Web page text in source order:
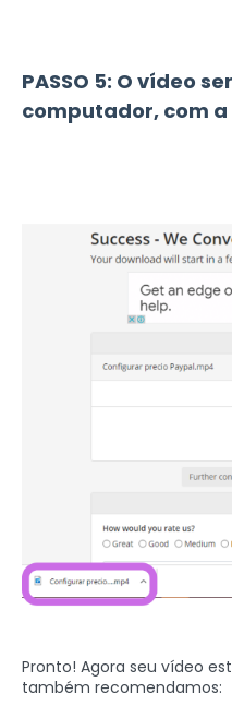
PASSO 5: O vídeo
computador, com
Pronto! Agora seu vídeo
também recomendamos: